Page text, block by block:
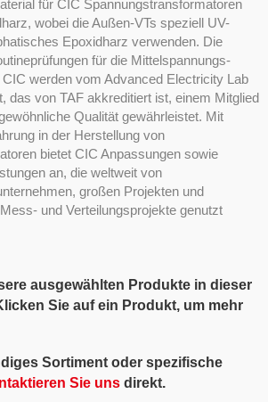
für CIC Spannungstransformatoren
wobei die Außen-VTs speziell UV-
Epoxidharz verwenden. Die
für die Mittelspannungs-
werden vom Advanced Electricity Lab
das von TAF akkreditiert ist, einem Mitglied
Qualität gewährleistet. Mit
in der Herstellung von
bietet CIC Anpassungen sowie
an, die weltweit von
großen Projekten und
und Verteilungsprojekte genutzt
ausgewählten Produkte in dieser
Sie auf ein Produkt, um mehr
Sortiment oder spezifische
Sie uns direkt.